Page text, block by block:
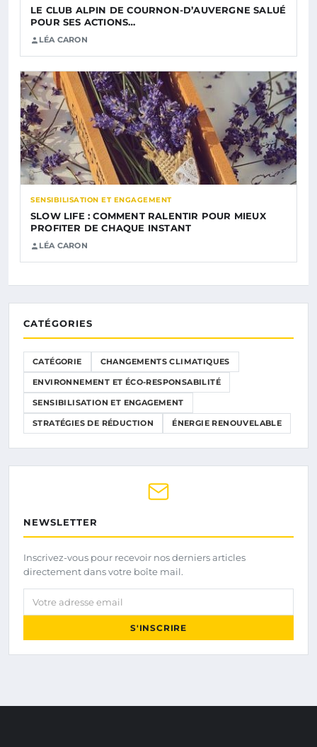
LE CLUB ALPIN DE COURNON-D’AUVERGNE SALUÉ
POUR SES ACTIONS…
LÉA CARON
SENSIBILISATION ET ENGAGEMENT
SLOW LIFE : COMMENT RALENTIR POUR MIEUX
PROFITER DE CHAQUE INSTANT
LÉA CARON
CATÉGORIES
CATÉGORIE CHANGEMENTS CLIMATIQUES
ENVIRONNEMENT ET ÉCO-RESPONSABILITÉ
SENSIBILISATION ET ENGAGEMENT
STRATÉGIES DE RÉDUCTION ÉNERGIE RENOUVELABLE
NEWSLETTER
Inscrivez-vous pour recevoir nos derniers articles
directement dans votre boîte mail.
Votre adresse email
S'INSCRIRE